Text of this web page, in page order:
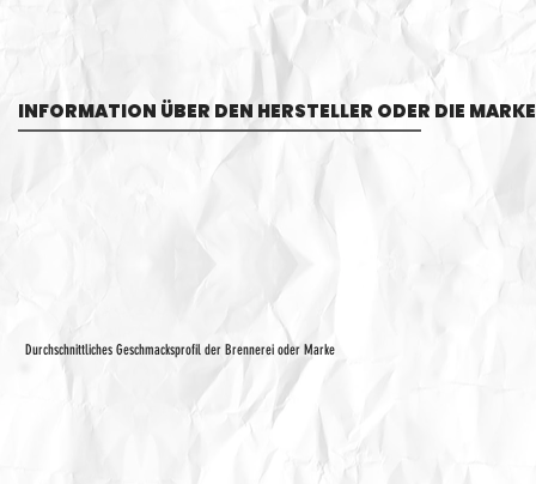
Durchschnittliches Geschmacksprofil der Brennerei oder Marke
INFORMATION ÜBER DEN HERSTELLER ODER DIE MARKE